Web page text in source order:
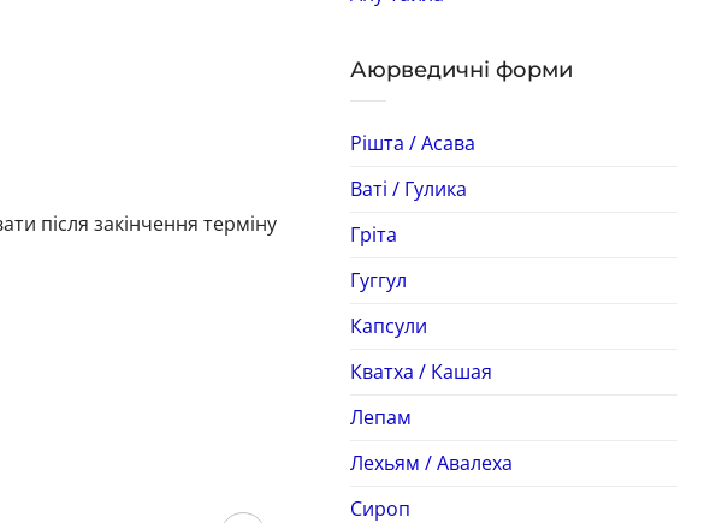
Аюрведичні форми
Рішта / Асава
Ваті / Гулика
Гріта
Гуггул
Капсули
Кватха / Кашая
Лепам
Лехьям / Авалеха
Сироп
після закінчення терміну